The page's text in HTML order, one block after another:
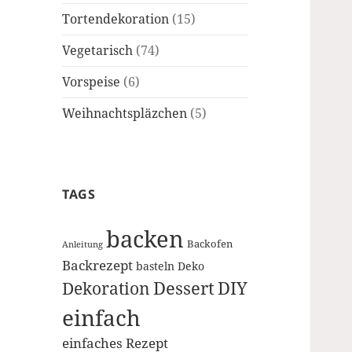
Tortendekoration (15)
Vegetarisch (74)
Vorspeise (6)
Weihnachtspläzchen (5)
TAGS
Anleitung backen Backofen
Backrezept basteln Deko
DekorationDessertDIY
einfach
einfaches Rezept